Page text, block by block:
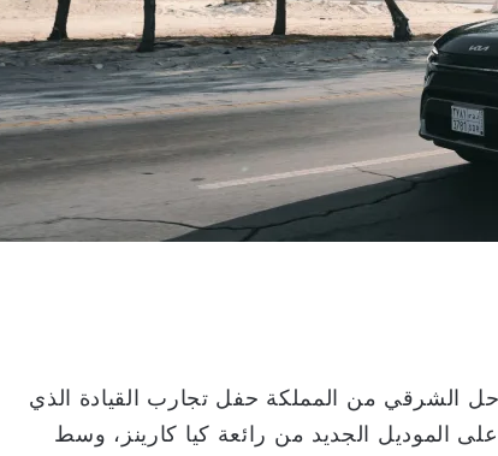
الساحل الشرقي من المملكة حفل تجارب القيادة الذي
الموديل الجديد من رائعة كيا كارينز، وسط